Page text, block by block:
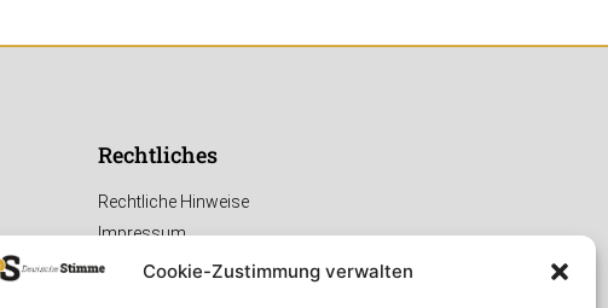
Cookie-Zustimmung verwalten
Rechtliches
Rechtliche Hinweise
Impressum
Datenschutzerklärung